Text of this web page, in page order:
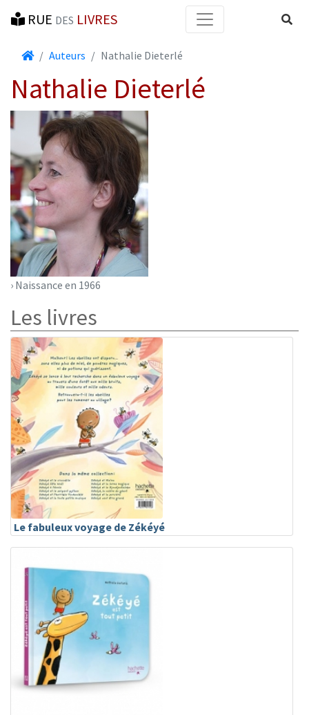
RUE DES LIVRES
AccueilAuteurs Nathalie Dieterlé
Nathalie Dieterlé
› Naissance en 1966
Les livres
Le fabuleux voyage de Zékéyé